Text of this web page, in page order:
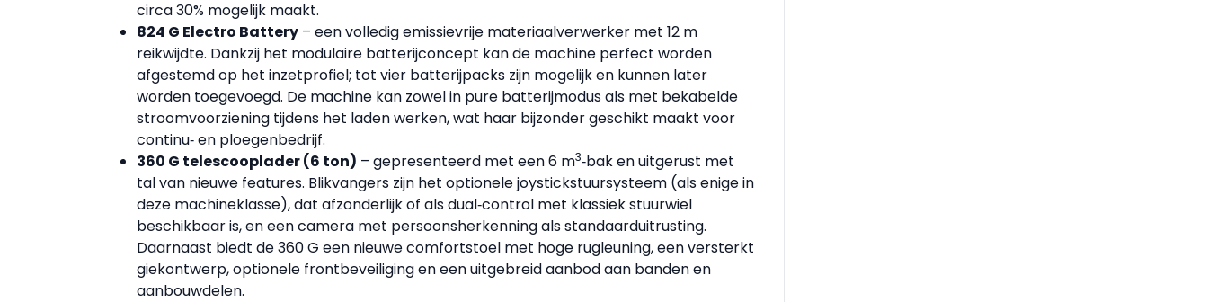
circa 30% mogelijk maakt.
824 G Electro Battery – een volledig emissievrije materiaalverwerker met 12 m
reikwijdte. Dankzij het modulaire batterijconcept kan de machine perfect worden
afgestemd op het inzetprofiel; tot vier batterijpacks zijn mogelijk en kunnen later
worden toegevoegd. De machine kan zowel in pure batterijmodus als met bekabelde
stroomvoorziening tijdens het laden werken, wat haar bijzonder geschikt maakt voor
continu‑ en ploegenbedrijf.
360 G telescooplader (6 ton) – gepresenteerd met een 6 m3‑bak en uitgerust met
tal van nieuwe features. Blikvangers zijn het optionele joystickstuur­systeem (als enige in
deze machineklasse), dat afzonderlijk of als dual‑control met klassiek stuurwiel
beschikbaar is, en een camera met persoonsherkenning als standaarduitrusting.
Daarnaast biedt de 360 G een nieuwe comfortstoel met hoge rugleuning, een versterkt
giekontwerp, optionele front­beveiliging en een uitgebreid aanbod aan banden en
aanbouwdelen.